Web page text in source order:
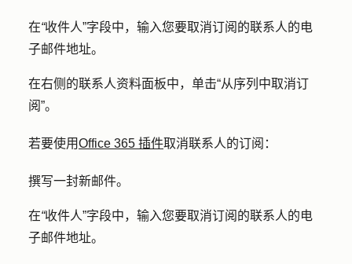
在“收件人”字段中，输入您要取消订阅的联系人的电
子邮件地址。
在右侧的联系人资料面板中，单击“从序列中取消订
阅”。
若要使用Office 365 插件取消联系人的订阅：
撰写一封新邮件。
在“收件人”字段中，输入您要取消订阅的联系人的电
子邮件地址。